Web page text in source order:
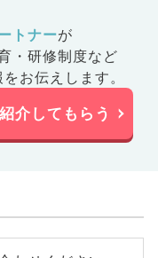
トナーが
・研修制度など
お伝えします。
介してもらう